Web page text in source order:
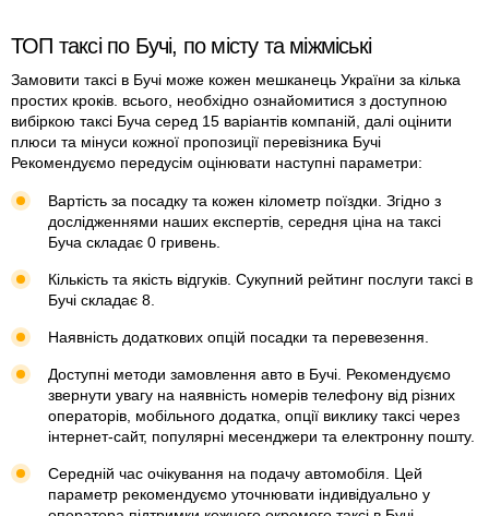
ТОП таксі по Бучі, по місту та міжміські
Замовити таксі в Бучі може кожен мешканець України за кілька
простих кроків. всього, необхідно ознайомитися з доступною
вибіркою таксі Буча серед 15 варіантів компаній, далі оцінити
плюси та мінуси кожної пропозиції перевізника Бучі
Рекомендуємо передусім оцінювати наступні параметри:
Вартість за посадку та кожен кілометр поїздки. Згідно з
дослідженнями наших експертів, середня ціна на таксі
Буча складає 0 гривень.
Кількість та якість відгуків. Сукупний рейтинг послуги таксі в
Бучі складає 8.
Наявність додаткових опцій посадки та перевезення.
Доступні методи замовлення авто в Бучі. Рекомендуємо
звернути увагу на наявність номерів телефону від різних
операторів, мобільного додатка, опції виклику таксі через
інтернет-сайт, популярні месенджери та електронну пошту.
Середній час очікування на подачу автомобіля. Цей
параметр рекомендуємо уточнювати індивідуально у